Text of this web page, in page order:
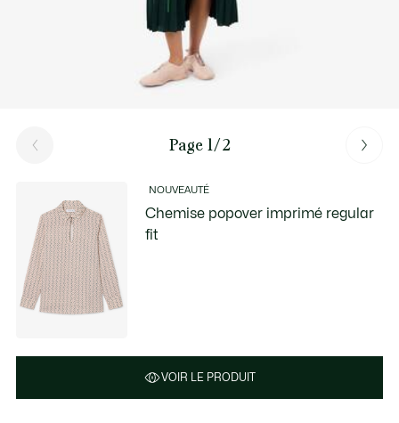
Page 1/2
NOUVEAUTÉ
Chemise popover imprimé regular
fit
VOIR LE PRODUIT